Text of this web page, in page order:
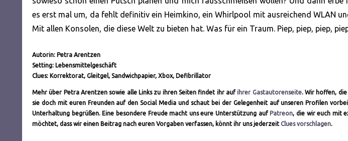
es erst mal um, da fehlt definitiv ein Heimkino, ein Whirlpool mit ausreichend WLAN
Mit allen Konsolen, die diese Welt zu bieten hat. Was für ein Traum. Piep, piep, piep,
Autorin: Petra Arentzen
Setting: Lebensmittelgeschäft
Clues: Korrektorat, Gleitgel, Sandwichpapier, Xbox, Defibrillator
Mehr über Petra Arentzen sowie alle Links zu ihren Seiten findet ihr aufihrer Gastautorenseite. Wir hoffen,
sie doch mit euren Freunden auf den Social Media und schaut bei der Gelegenheit auf unseren Profilen
Unterhaltung begrüßen. Eine besondere Freude macht uns eure Unterstützung aufPatreon, die wir euch mit
möchtet, dass wir einen Beitrag nach euren Vorgaben verfassen, könnt ihr uns jederzeit Clues vorschlagen.